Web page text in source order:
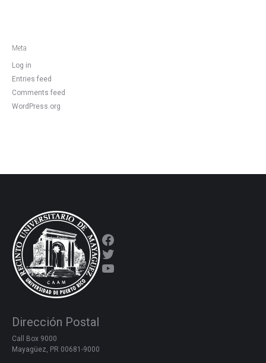
Meta
Log in
Entries feed
Comments feed
WordPress.org
Facebook
Twitter
YouTube
Dirección Postal
Call Box 9000
Mayagüez, PR 00681-9000